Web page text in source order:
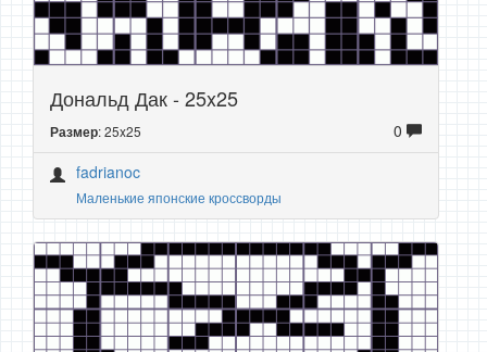
Дональд Дак - 25x25
Размер: 25x25
0
fadrianoc
Маленькие японские кроссворды